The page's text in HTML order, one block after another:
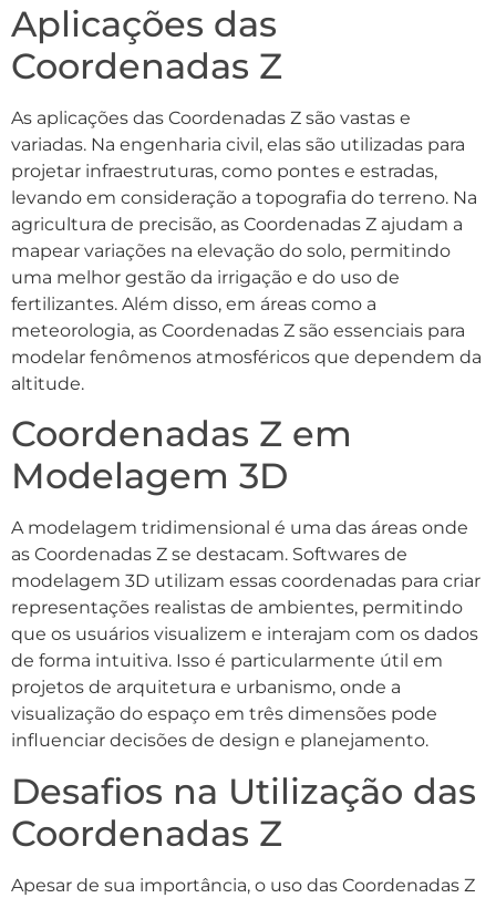
Aplicações das
Coordenadas Z
As aplicações das Coordenadas Z são vastas e
variadas. Na engenharia civil, elas são utilizadas para
projetar infraestruturas, como pontes e estradas,
levando em consideração a topografia do terreno. Na
agricultura de precisão, as Coordenadas Z ajudam a
mapear variações na elevação do solo, permitindo
uma melhor gestão da irrigação e do uso de
fertilizantes. Além disso, em áreas como a
meteorologia, as Coordenadas Z são essenciais para
modelar fenômenos atmosféricos que dependem da
altitude.
Coordenadas Z em
Modelagem 3D
A modelagem tridimensional é uma das áreas onde
as Coordenadas Z se destacam. Softwares de
modelagem 3D utilizam essas coordenadas para criar
representações realistas de ambientes, permitindo
que os usuários visualizem e interajam com os dados
de forma intuitiva. Isso é particularmente útil em
projetos de arquitetura e urbanismo, onde a
visualização do espaço em três dimensões pode
influenciar decisões de design e planejamento.
Desafios na Utilização das
Coordenadas Z
Apesar de sua importância, o uso das Coordenadas Z